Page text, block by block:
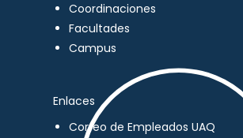
Coordinaciones
Facultades
Campus
Enlaces
Correo de Empleados UAQ